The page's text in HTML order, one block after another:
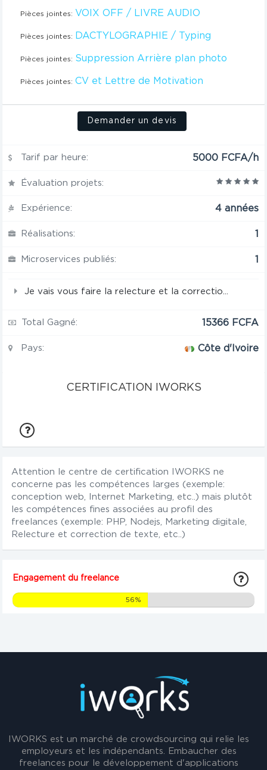
Pièces jointes: VOIX OFF / LIVRE AUDIO
Pièces jointes: DACTYLOGRAPHIE / Typing
Pièces jointes: Suppression Arrière plan photo
Pièces jointes:CV et Lettre de Motivation
Demander un devis
Tarif par heure: 5000 FCFA/h
Évaluation projets:
Expérience: 4 années
Réalisations: 1
Microservices publiés: 1
Je vais vous faire la relecture et la correctio...
Total Gagné: 15366 FCFA
Pays: Côte d'Ivoire
CERTIFICATION IWORKS
Attention le centre de certification IWORKS ne
concerne pas les compétences larges (exemple:
conception web, Internet Marketing, etc..) mais plutôt
les compétences fines associées au profil des
freelances (exemple: PHP, Nodejs, Marketing digitale,
Relecture et correction de texte, etc..)
Engagement du freelance
56%
IWORKS est un marché de crowdsourcing qui relie les
employeurs et les indépendants. Embaucher des
freelances pour le développement d'applications